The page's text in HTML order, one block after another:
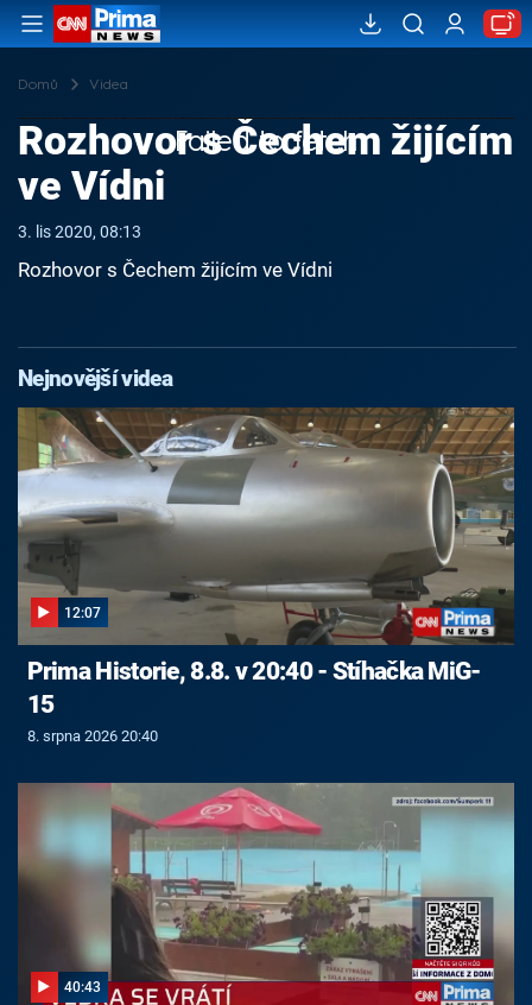
Domů Videa
Failed to fetch
Rozhovor s Čechem žijícím
ve Vídni
3. lis 2020, 08:13
Rozhovor s Čechem žijícím ve Vídni
Nejnovější videa
12:07
Prima Historie, 8.8. v 20:40 - Stíhačka MiG-
15
8. srpna 2026 20:40
40:43